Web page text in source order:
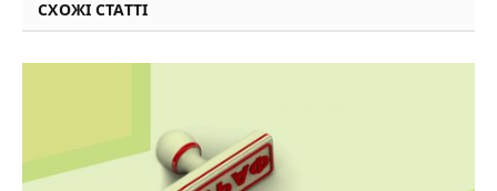
СХОЖІ СТАТТІ